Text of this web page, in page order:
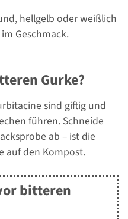
hellgelb oder weißlich
Geschmack.
Gurke?
sind giftig und
führen. Schneide
ab – ist die
auf den Kompost.
bitteren